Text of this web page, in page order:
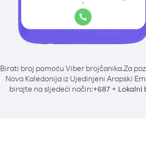
Birati broj pomoću Viber brojčanika.Za
Nova Kaledonija iz Ujedinjeni Arapski
birajte na sljedeći način:+687+ Lokalni